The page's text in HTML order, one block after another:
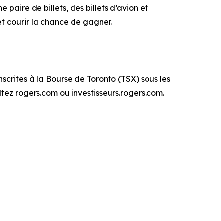
paire de billets, des billets d’avion et
courir la chance de gagner.
à la Bourse de Toronto (TSX) sous les
rogers.com ou investisseurs.rogers.com.